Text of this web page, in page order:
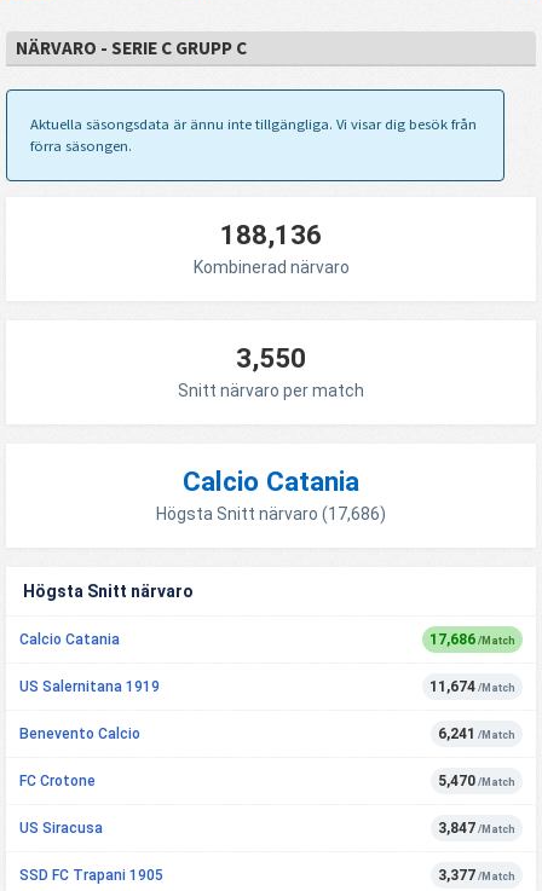
NÄRVARO - SERIE C GRUPP C
Aktuella säsongsdata är ännu inte tillgängliga. Vi visar dig besök från
förra säsongen.
188,136
Kombinerad närvaro
3,550
Snitt närvaro per match
Calcio Catania
Högsta Snitt närvaro (17,686)
Högsta Snitt närvaro
Calcio Catania 17,686 /Match
US Salernitana 1919 11,674 /Match
Benevento Calcio 6,241 /Match
FC Crotone 5,470 /Match
US Siracusa 3,847 /Match
SSD FC Trapani 1905 3,377 /Match